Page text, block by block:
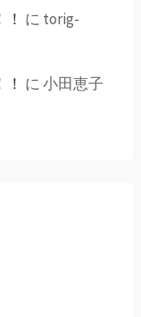
に torig-
に小田恵子